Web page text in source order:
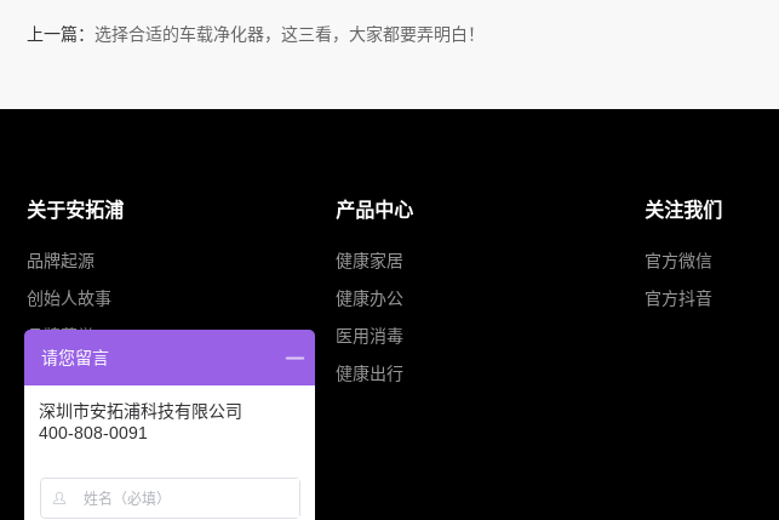
上一篇： 选择合适的车载净化器，这三看，大家都要弄明白！
关于安拓浦
品牌起源
创始人故事
产品中心
健康家居
健康办公
医用消毒
健康出行
关注我们
官方微信
官方抖音
请您留言
深圳市安拓浦科技有限公司
400-808-0091